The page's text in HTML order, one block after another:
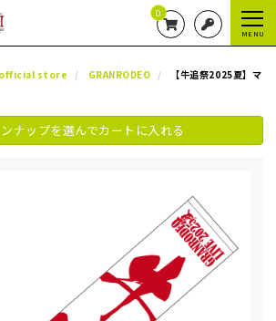
0
MENU
official store GRANRODEO
【牛追祭2025夏】マ
ナップを選んでカートに入れる